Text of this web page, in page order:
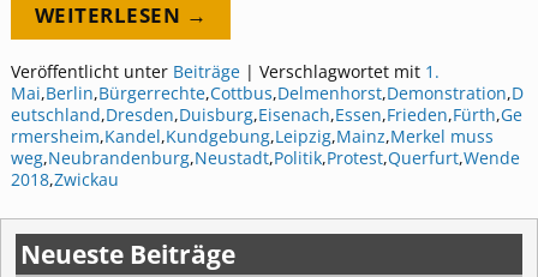
WEITERLESEN →
Veröffentlicht unter Beiträge| Verschlagwortet mit 1.
Mai,Berlin,Bürgerrechte,Cottbus,Delmenhorst,Demonstration,D
eutschland,Dresden,Duisburg,Eisenach,Essen,Frieden,Fürth,Ge
rmersheim,Kandel,Kundgebung,Leipzig,Mainz,Merkel muss
weg,Neubrandenburg,Neustadt,Politik,Protest,Querfurt,Wende
2018,Zwickau
Neueste Beiträge